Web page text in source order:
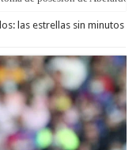
las estrellas sin minutos